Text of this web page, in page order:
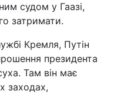
судом у Гаазі,
затримати.
Кремля, Путін
президента
Там він має
заходах,